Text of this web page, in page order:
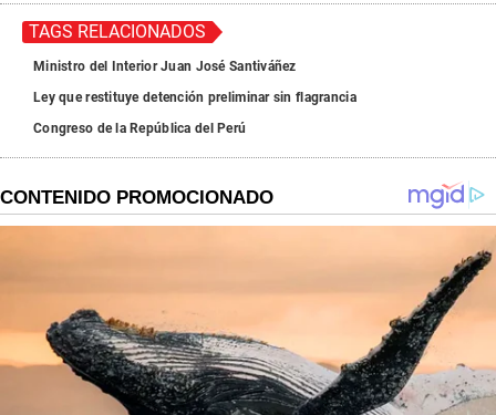
TAGS RELACIONADOS
Ministro del Interior Juan José Santiváñez
Ley que restituye detención preliminar sin flagrancia
Congreso de la República del Perú